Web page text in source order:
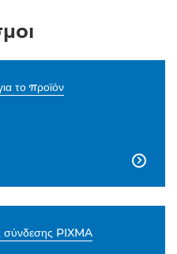
το προϊόν

σύνδεσης PIXMA